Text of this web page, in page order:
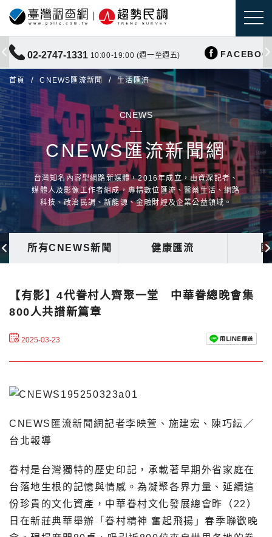
02-2747-1331 10:00-19:00 (週一至週五)
首頁 CNEWS匯流新聞 生活匯流
CNEWS
CNEWS匯流新聞網
台灣知名內容型網路新媒體，2016年成立，由資深記者、
媒體人及影像工作者組成，專精數位匯流、醫藥生活、網路
科技、政治民調、新能源、金融財經及企業公益領域。
所有CNEWS新聞 健康匯流
【有影】4代眷村人齊聚一堂 中華眷總晚會集
800人共譜新篇章
2025-03-23
CNEWS匯流新聞網記者李映萱、施建宏、陳巧紜／
台北報導
眷村是台灣獨特的歷史印記，承載著早期外省家庭在
台落地生根的記憶與情感。為凝聚各界力量、延續這
份珍貴的文化資產，中華眷村文化發展總會昨（22）
日在新莊典華舉辦「眷村精神 奮起飛揚」春季聯歡晚